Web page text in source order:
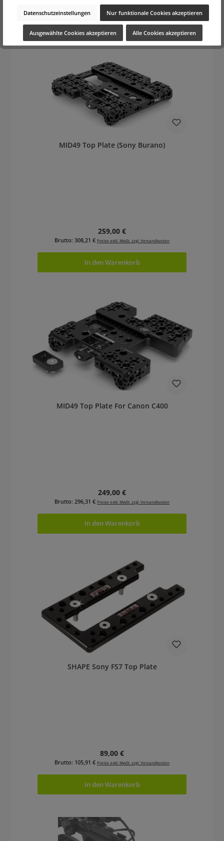
MID49 Top Plate (Sony Burano)
Regulärer Preis:
259,00 €
Brutto: 308,21 € Preise exkl. MwSt. zzgl. Versandkosten
In den Warenkorb
MID49 Top Plate For Canon C400
Regulärer Preis:
249,00 €
Brutto: 296,31 € Preise exkl. MwSt. zzgl. Versandkosten
In den Warenkorb
SHAPE Sony FS7 Top Plate
Regulärer Preis:
89,00 €
Brutto: 105,91 € Preise exkl. MwSt. zzgl. Versandkosten
In den Warenkorb
Datenschutzeinstellungen Nur funktionale Cookies akzeptieren
Ausgewählte Cookies akzeptieren Alle Cookies akzeptieren